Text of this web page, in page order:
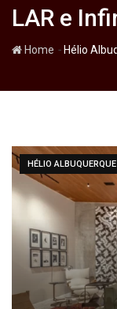
LAR e
Home - Hélio
HÉLIO